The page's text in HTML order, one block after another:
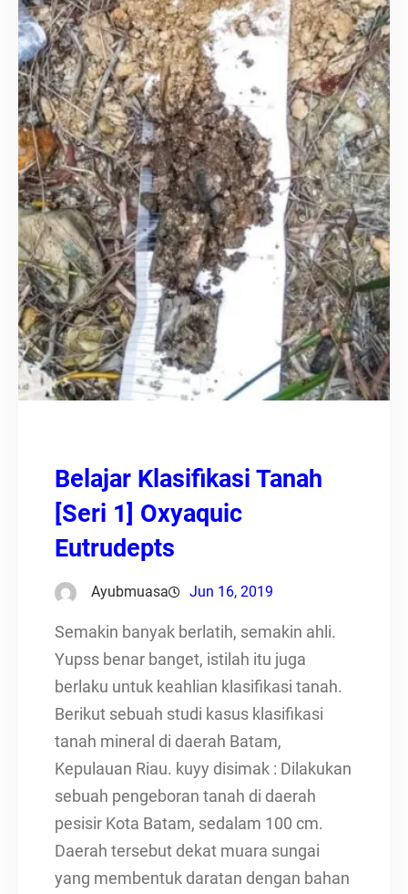
Belajar Klasifikasi Tanah
[Seri 1] Oxyaquic
Eutrudepts
Ayubmuasa Jun 16, 2019
Semakin banyak berlatih, semakin ahli.
Yupss benar banget, istilah itu juga
berlaku untuk keahlian klasifikasi tanah.
Berikut sebuah studi kasus klasifikasi
tanah mineral di daerah Batam,
Kepulauan Riau. kuyy disimak : Dilakukan
sebuah pengeboran tanah di daerah
pesisir Kota Batam, sedalam 100 cm.
Daerah tersebut dekat muara sungai
yang membentuk daratan dengan bahan